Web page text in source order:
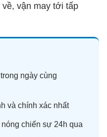
vận may tới tấp
ngày cùng
và chính xác nhất
nóng chiến sự 24h qua